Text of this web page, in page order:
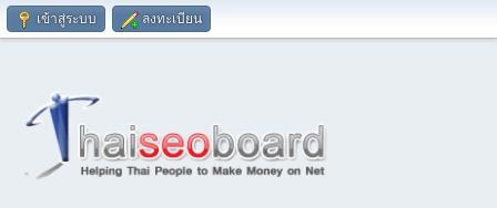
เข้าสู่ระบบ ลงทะเบียน